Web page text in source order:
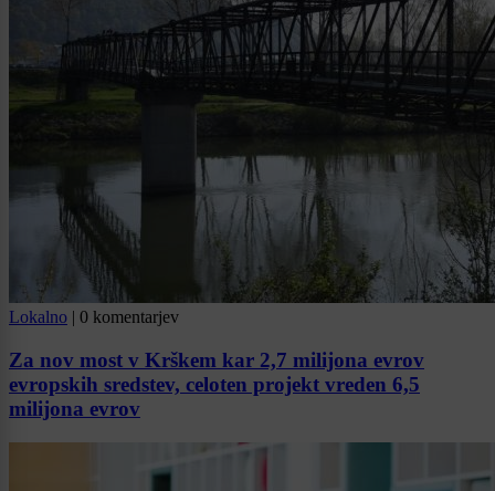
Lokalno | 0 komentarjev
Za nov most v Krškem kar 2,7 milijona evrov
evropskih sredstev, celoten projekt vreden 6,5
milijona evrov